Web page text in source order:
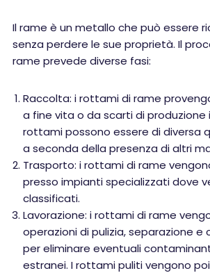
Il rame è un metallo che può essere
senza perdere le sue proprietà. Il
rame prevede diverse fasi:
Raccolta: i rottami di rame
a fine vita o da scarti di produzione
rottami possono essere di diversa
a seconda della presenza di altri
Trasporto: i rottami di rame
presso impianti specializzati dove
classificati.
Lavorazione: i rottami di rame
operazioni di pulizia, separazione
per eliminare eventuali
estranei. I rottami puliti vengono